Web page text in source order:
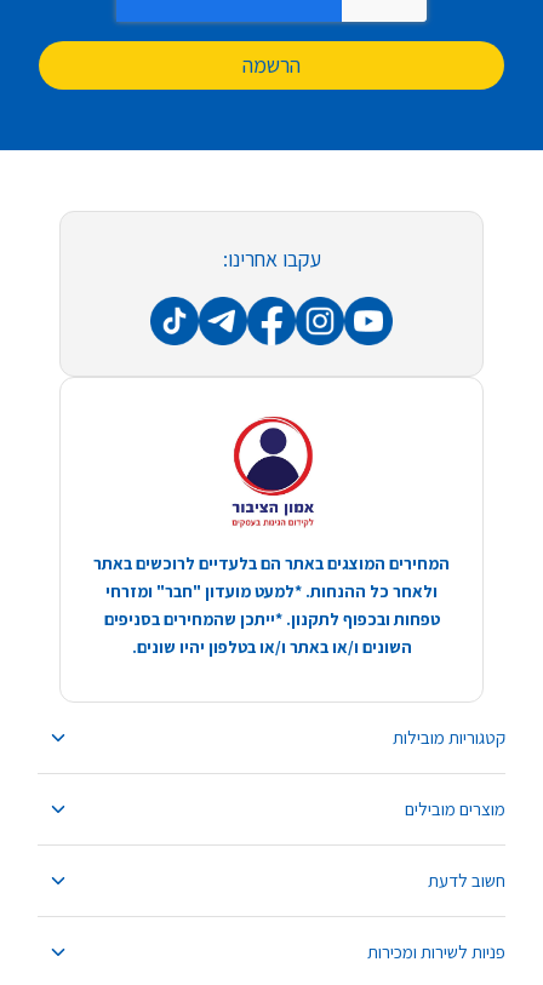
הרשמה
קטגוריות מובילות
מוצרים מובילים
חשוב לדעת
פניות לשירות ומכירות
עקבו אחרינו:
המחירים המוצגים באתר הם בלעדיים לרוכשים באתר
ולאחר כל ההנחות. *למעט מועדון "חבר" ומזרחי
טפחות ובכפוף לתקנון. *ייתכן שהמחירים בסניפים
השונים ו/או באתר ו/או בטלפון יהיו שונים.